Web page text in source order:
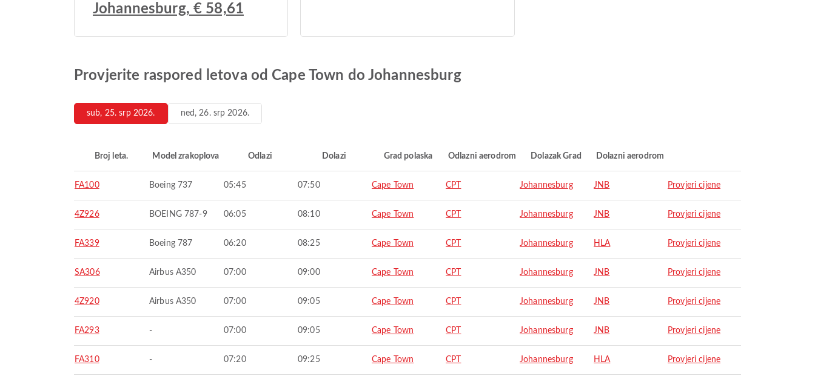
Johannesburg, € 58,61
Provjerite raspored letova od Cape Town do Johannesburg
sub, 25. srp 2026. ned, 26. srp 2026.
Broj leta. Model zrakoplova Odlazi Dolazi Grad polaska Odlazni aerodrom Dolazak Grad Dolazni aerodrom
FA100 Boeing 737 05:45 07:50 Cape Town CPT Johannesburg JNB Provjeri cijene
4Z926 BOEING 787-9 06:05 08:10 Cape Town CPT Johannesburg JNB Provjeri cijene
FA339 Boeing 787 06:20 08:25 Cape Town CPT Johannesburg HLA Provjeri cijene
SA306 Airbus A350 07:00 09:00 Cape Town CPT Johannesburg JNB Provjeri cijene
4Z920 Airbus A350 07:00 09:05 Cape Town CPT Johannesburg JNB Provjeri cijene
FA293 - 07:00 09:05 Cape Town CPT Johannesburg JNB Provjeri cijene
FA310 - 07:20 09:25 Cape Town CPT Johannesburg HLA Provjeri cijene